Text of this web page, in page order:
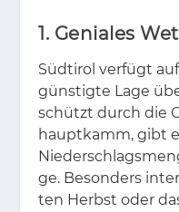
1. Geniales
Süd­ti­rol ver­fügt
güns­tig­te Lage
schützt durch die
haupt­kamm, gibt
ge. Be­son­ders
ten Herbst oder